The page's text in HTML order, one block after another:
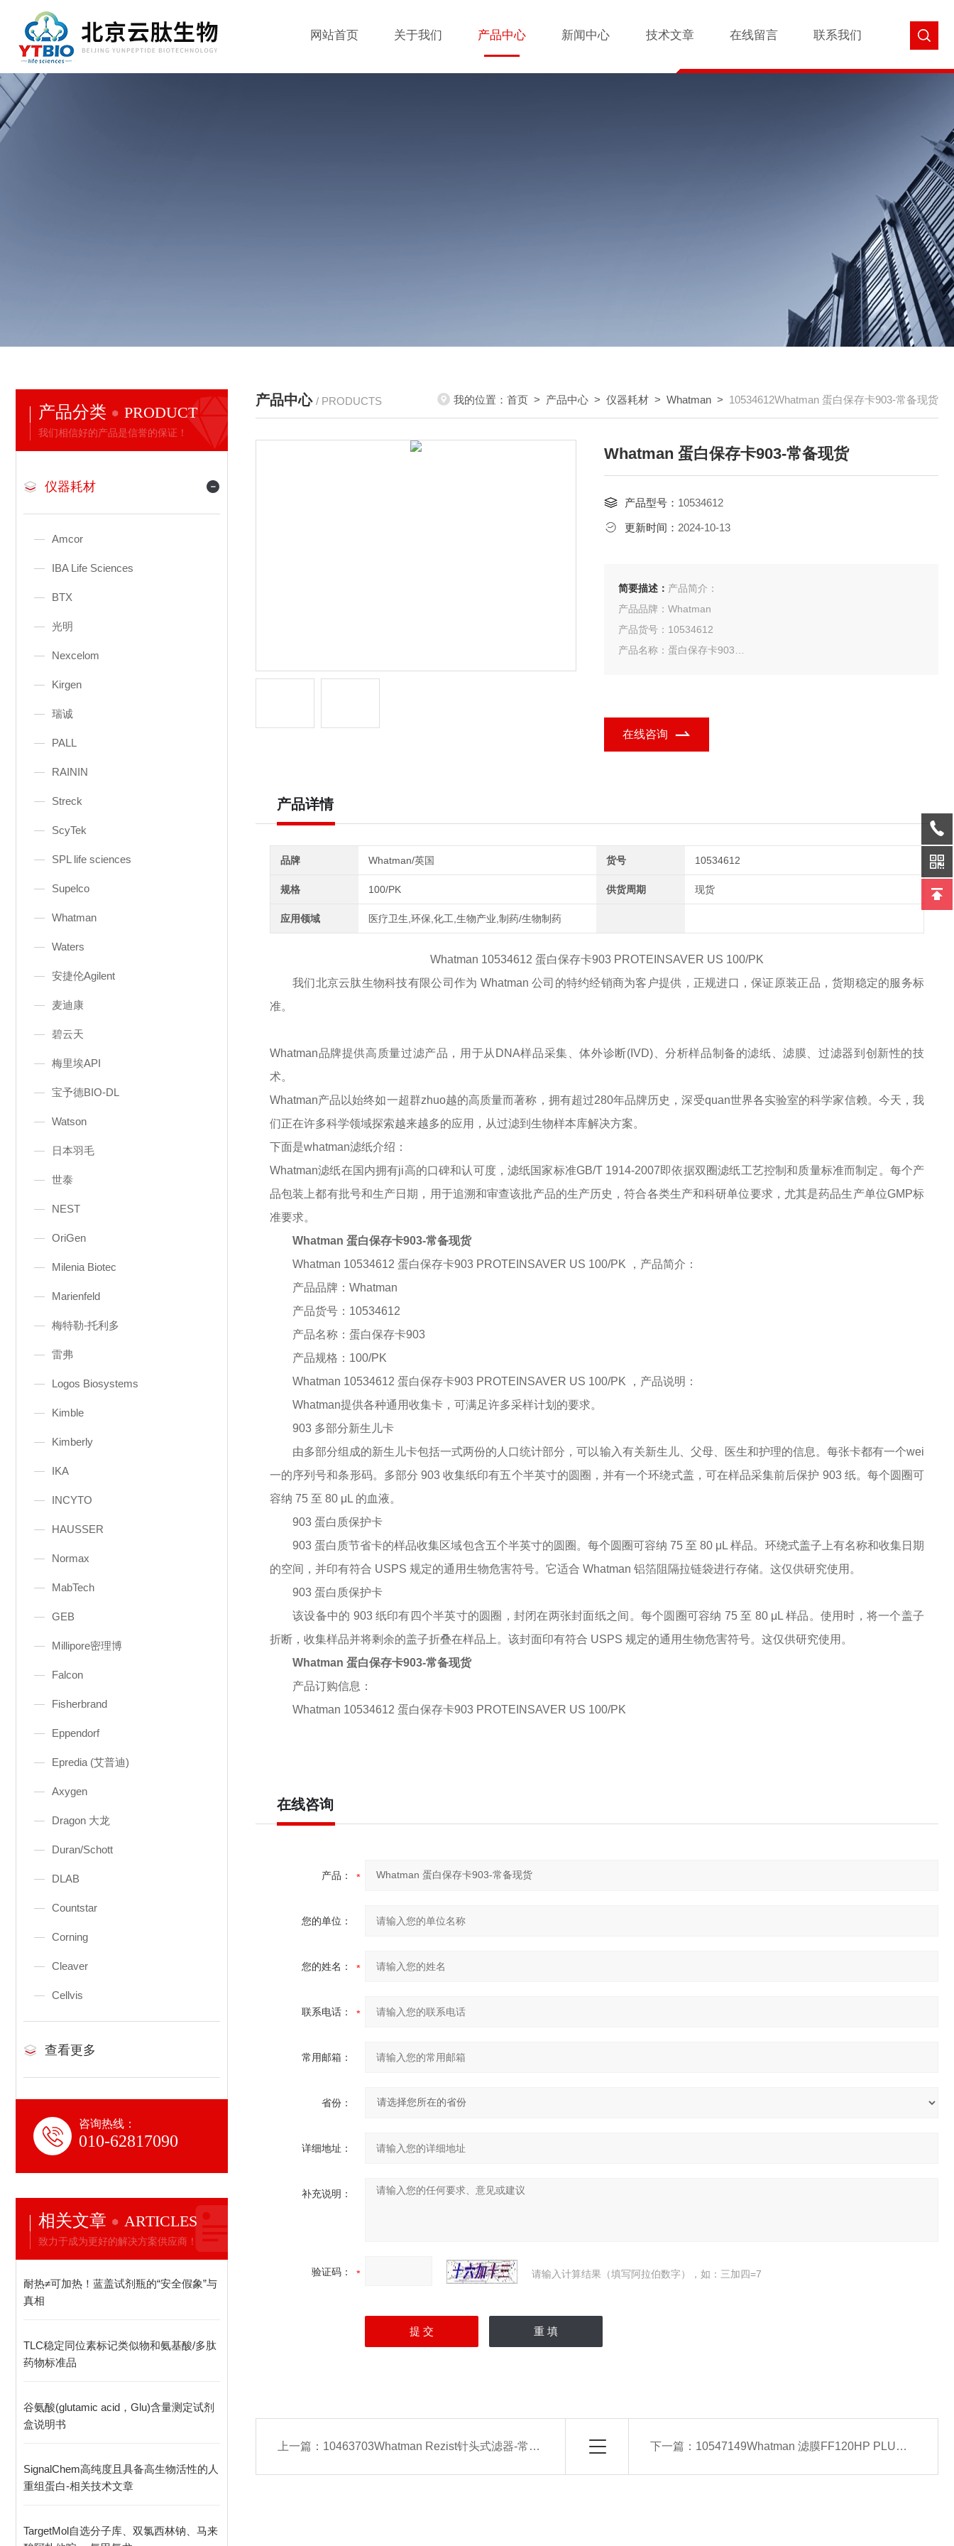
网站首页 关于我们 产品中心 新闻中心 技术文章 在线留言 联系我们
产品分类 PRODUCT
我们相信好的产品是信誉的保证！
仪器耗材
Amcor
IBA Life Sciences
BTX
光明
Nexcelom
Kirgen
瑞诚
PALL
RAININ
Streck
ScyTek
SPL life sciences
Supelco
Whatman
Waters
安捷伦Agilent
麦迪康
碧云天
梅里埃API
宝予德BIO-DL
Watson
日本羽毛
世泰
NEST
OriGen
Milenia Biotec
Marienfeld
梅特勒-托利多
雷弗
Logos Biosystems
Kimble
Kimberly
IKA
INCYTO
HAUSSER
Normax
MabTech
GEB
Millipore密理博
Falcon
Fisherbrand
Eppendorf
Epredia (艾普迪)
Axygen
Dragon 大龙
Duran/Schott
DLAB
Countstar
Corning
Cleaver
Cellvis
查看更多
咨询热线：
010-62817090
相关文章 ARTICLES
致力于成为更好的解决方案供应商！
耐热≠可加热！蓝盖试剂瓶的“安全假象”与
真相
TLC稳定同位素标记类似物和氨基酸/多肽
药物标准品
谷氨酸(glutamic acid，Glu)含量测定试剂
盒说明书
SignalChem高纯度且具备高生物活性的人
重组蛋白-相关技术文章
TargetMol自选分子库、双氯西林钠、马来
产品中心 / PRODUCTS 我的位置： 首页 > 产品中心 > 仪器耗材 > Whatman > 10534612Whatman 蛋白保存卡903-常备现货
Whatman 蛋白保存卡903-常备现货
产品型号： 10534612
更新时间： 2024-10-13
简要描述： 产品简介：
产品品牌：Whatman
产品货号：10534612
产品名称：蛋白保存卡903
在线咨询
产品详情
品牌 Whatman/英国 货号 10534612
规格 100/PK 供货周期 现货
应用领域 医疗卫生,环保,化工,生物产业,制药/生物制药
Whatman 10534612 蛋白保存卡903 PROTEINSAVER US 100/PK
我们北京云肽生物科技有限公司作为 Whatman 公司的特约经销商为客户提供，正规进口，保证原装正品，货期稳定的服务标
准。
Whatman品牌提供高质量过滤产品，用于从DNA样品采集、体外诊断(IVD)、分析样品制备的滤纸、滤膜、过滤器到创新性的技
术。
Whatman产品以始终如一超群zhuo越的高质量而著称，拥有超过280年品牌历史，深受quan世界各实验室的科学家信赖。今天，我
们正在许多科学领域探索越来越多的应用，从过滤到生物样本库解决方案。
下面是whatman滤纸介绍：
Whatman滤纸在国内拥有ji高的口碑和认可度，滤纸国家标准GB/T 1914-2007即依据双圈滤纸工艺控制和质量标准而制定。每个产
品包装上都有批号和生产日期，用于追溯和审查该批产品的生产历史，符合各类生产和科研单位要求，尤其是药品生产单位GMP标
准要求。
Whatman 蛋白保存卡903-常备现货
Whatman 10534612 蛋白保存卡903 PROTEINSAVER US 100/PK ，产品简介：
产品品牌： Whatman
产品货号： 10534612
产品名称： 蛋白保存卡903
产品规格： 100/PK
Whatman 10534612 蛋白保存卡903 PROTEINSAVER US 100/PK ，产品说明：
Whatman提供各种通用收集卡，可满足许多采样计划的要求。
903 多部分新生儿卡
由多部分组成的新生儿卡包括一式两份的人口统计部分，可以输入有关新生儿、父母、医生和护理的信息。每张卡都有一个wei
一的序列号和条形码。多部分 903 收集纸印有五个半英寸的圆圈，并有一个环绕式盖，可在样品采集前后保护 903 纸。每个圆圈可
容纳 75 至 80 μL 的血液。
903 蛋白质保护卡
903 蛋白质节省卡的样品收集区域包含五个半英寸的圆圈。每个圆圈可容纳 75 至 80 μL 样品。环绕式盖子上有名称和收集日期
的空间，并印有符合 USPS 规定的通用生物危害符号。它适合 Whatman 铝箔阻隔拉链袋进行存储。这仅供研究使用。
903 蛋白质保护卡
该设备中的 903 纸印有四个半英寸的圆圈，封闭在两张封面纸之间。每个圆圈可容纳 75 至 80 μL 样品。使用时，将一个盖子
折断，收集样品并将剩余的盖子折叠在样品上。该封面印有符合 USPS 规定的通用生物危害符号。这仅供研究使用。
Whatman 蛋白保存卡903-常备现货
产品订购信息：
Whatman 10534612 蛋白保存卡903 PROTEINSAVER US 100/PK
在线咨询
产品：
您的单位：
您的姓名：
联系电话：
常用邮箱：
省份：
详细地址：
补充说明：
验证码： 请输入计算结果（填写阿拉伯数字），如：三加四=7
上一篇： 10463703Whatman Rezist针头式滤器-常备现货 下一篇： 10547149Whatman 滤膜FF120HP PLUS THICK 25MMx100M